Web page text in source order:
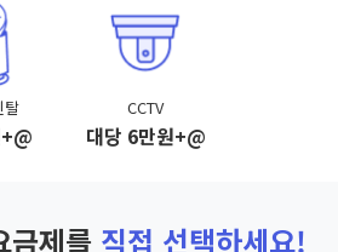
탈 CCTV
대당 6만원+@
금제를 직접 선택하세요!